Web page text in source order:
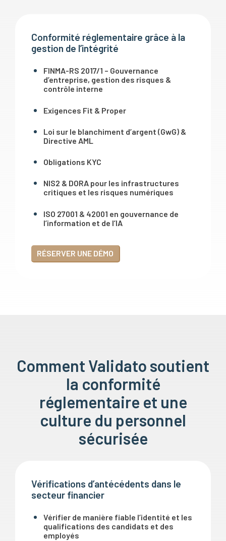
Conformité réglementaire grâce à la
gestion de l’intégrité
FINMA-RS 2017/1 – Gouvernance
d’entreprise, gestion des risques &
contrôle interne
Exigences Fit & Proper
Loi sur le blanchiment d’argent (GwG) &
Directive AML
Obligations KYC
NIS2 & DORA pour les infrastructures
critiques et les risques numériques
ISO 27001 & 42001 en gouvernance de
l’information et de l’IA
RÉSERVER UNE DÉMO
Comment Validato soutient
la conformité
réglementaire et une
culture du personnel
sécurisée
Vérifications d’antécédents dans le
secteur financier
Vérifier de manière fiable l’identité et les
qualifications des candidats et des
employés